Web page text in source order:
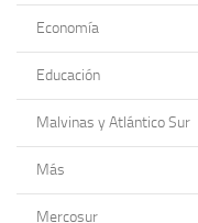
Economía
Educación
Malvinas y Atlántico Sur
Más
Mercosur